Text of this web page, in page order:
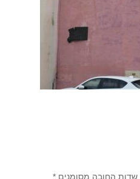
שדות החובה מסומנים *